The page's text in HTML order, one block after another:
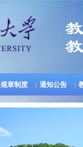
规章制度 通知公告